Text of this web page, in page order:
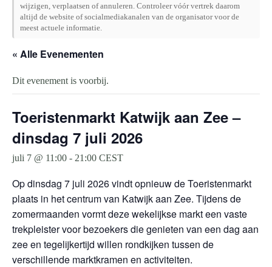
wijzigen, verplaatsen of annuleren. Controleer vóór vertrek daarom
altijd de website of socialmediakanalen van de organisator voor de
meest actuele informatie.
« Alle Evenementen
Dit evenement is voorbij.
Toeristenmarkt Katwijk aan Zee –
dinsdag 7 juli 2026
juli 7 @ 11:00 - 21:00 CEST
Op dinsdag 7 juli 2026 vindt opnieuw de Toeristenmarkt
plaats in het centrum van Katwijk aan Zee. Tijdens de
zomermaanden vormt deze wekelijkse markt een vaste
trekpleister voor bezoekers die genieten van een dag aan
zee en tegelijkertijd willen rondkijken tussen de
verschillende marktkramen en activiteiten.